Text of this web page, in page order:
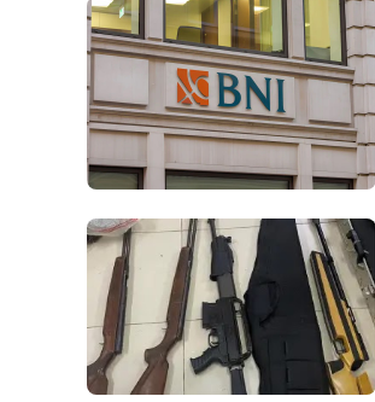
BNI
JAKSEL